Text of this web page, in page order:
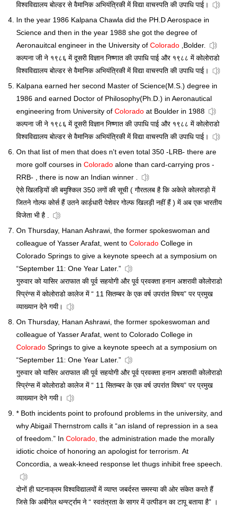
विश्वविद्यालय बोल्डर से वैमानिक अभियंत्रिकी में विद्या वाचस्पति की उपाधि पाई।
In the year 1986 Kalpana Chawla did the PH.D Aerospace in
Science and then in the year 1988 she got the degree of
Aeronauitcal engineer in the University of Colorado ,Bolder.
कल्पना जी ने १९८६ में दूसरी विज्ञान निष्णात की उपाधि पाई और १९८८ में कोलोराडो
विश्वविद्यालय बोल्डर से वैमानिक अभियंत्रिकी में विद्या वाचस्पति की उपाधि पाई।
Kalpana earned her second Master of Science(M.S.) degree in
1986 and earned Doctor of Philosophy(Ph.D.) in Aeronautical
engineering from University of Colorado at Boulder in 1988
कल्पना जी ने १९८६ में दूसरी विज्ञान निष्णात की उपाधि पाई और १९८८ में कोलोराडो
विश्वविद्यालय बोल्डर से वैमानिक अभियंत्रिकी में विद्या वाचस्पति की उपाधि पाई।
On that list of men that does n't even total 350 -LRB- there are
more golf courses in Colorado alone than card-carrying pros -
RRB- , there is now an Indian winner .
ऐसे खिलड़ियों की बमुश्किल 350 लगों की सूची ( गौरतलब है कि अकेले कोलराड़ो में
जितने गोल्फ कोर्स हैं उतने कार्ड़धारी पेशेवर गोल्फ खिलड़ी नहीं हैं ) में अब एक भारतीय
विजेता भी है .
On Thursday, Hanan Ashrawi, the former spokeswoman and
colleague of Yasser Arafat, went to Colorado College in
Colorado Springs to give a keynote speech at a symposium on
“September 11: One Year Later.”
गुरुवार को यासिर अराफात की पूर्व सहयोगी और पूर्व प्रवक्ता हनान अशरावी कोलोराडो
स्प्रिंग्स में कोलोराडो कालेज में “ 11 सितम्बर के एक वर्ष उपरांत विषय” पर प्रमुख
व्याख्यान देने गयी।
On Thursday, Hanan Ashrawi, the former spokeswoman and
colleague of Yasser Arafat, went to Colorado College in
Colorado Springs to give a keynote speech at a symposium on
“September 11: One Year Later.”
गुरुवार को यासिर अराफात की पूर्व सहयोगी और पूर्व प्रवक्ता हनान अशरावी कोलोराडो
स्प्रिंग्स में कोलोराडो कालेज में “ 11 सितम्बर के एक वर्ष उपरांत विषय” पर प्रमुख
व्याख्यान देने गयी।
* Both incidents point to profound problems in the university, and
why Abigail Thernstrom calls it “an island of repression in a sea
of freedom.” In Colorado, the administration made the morally
idiotic choice of honoring an apologist for terrorism. At
Concordia, a weak-kneed response let thugs inhibit free speech.
दोनों ही घटनाक्रम विश्वविद्यालयों में व्याप्त जबर्दस्त समस्या की ओर संकेत करते हैं
जिसे कि अबीगेल थर्न्स्ट्राम ने “ स्वतंत्रता के सागर में उत्पीडन का टापू बताया है” ।